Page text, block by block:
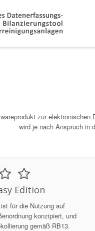
zur elektronischen
wird je nach Anspruch in
Edition
für die Nutzung auf
konzipiert, und
gemäß RB13.